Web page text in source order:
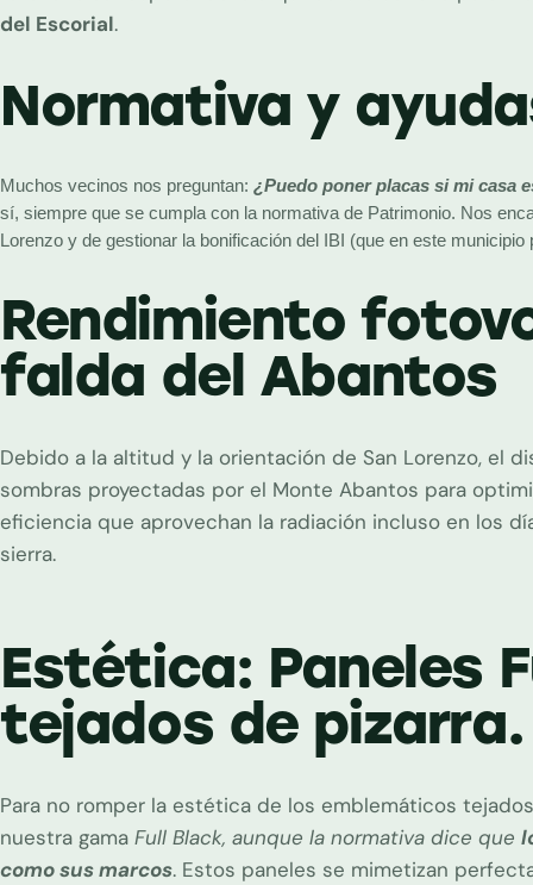
del Escorial.
Normativa y
Muchos vecinos nos preguntan: ¿Puedo poner placas si mi casa
sí, siempre que se cumpla con la normativa de Patrimonio. Nos
Lorenzo y de gestionar la bonificación del IBI (que en este
Rendimiento
falda del Abantos
Debido a la altitud y la orientación de San Lorenzo, el
sombras proyectadas por el Monte Abantos para
eficiencia que aprovechan la radiación incluso en los
sierra.
Estética: Paneles
tejados de pizarra.
Para no romper la estética de los emblemáticos
nuestra gama Full Black, aunque la normativa dice que
como sus marcos. Estos paneles se mimetizan